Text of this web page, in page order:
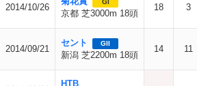
2014/10/26
京都 芝3000m 18頭
18 3
2014/09/21
セント GII
新潟 芝2200m 18頭
14 11
HTB